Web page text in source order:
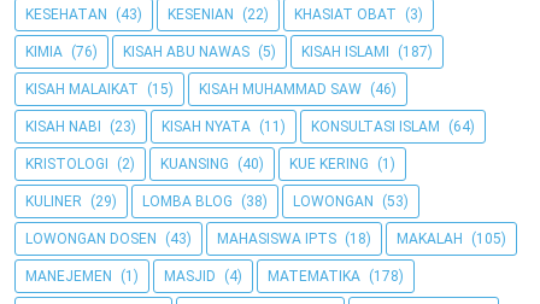
KESEHATAN (43) KESENIAN (22) KHASIAT OBAT (3)
KIMIA (76) KISAH ABU NAWAS (5) KISAH ISLAMI (187)
KISAH MALAIKAT (15) KISAH MUHAMMAD SAW (46)
KISAH NABI (23) KISAH NYATA (11) KONSULTASI ISLAM (64)
KRISTOLOGI (2) KUANSING (40) KUE KERING (1)
KULINER (29) LOMBA BLOG (38) LOWONGAN (53)
LOWONGAN DOSEN (43) MAHASISWA IPTS (18) MAKALAH (105)
MANEJEMEN (1) MASJID (4) MATEMATIKA (178)